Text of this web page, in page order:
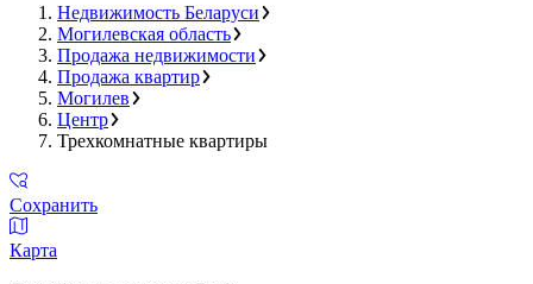
Недвижимость Беларуси
Могилевская область
Продажа недвижимости
Продажа квартир
Могилев
Центр
Трехкомнатные квартиры
Сохранить
Карта